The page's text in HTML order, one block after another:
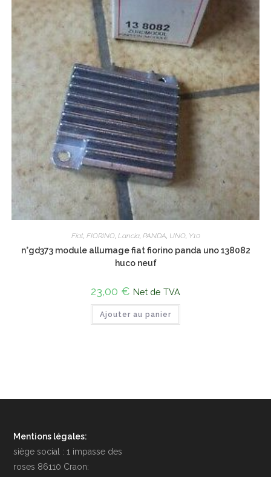
Fiat, FIORINO, Lancia, PANDA UNO, Y10
n°gd373 module allumage fiat fiorino panda uno 138082
huco neuf
23,00 € Net de TVA
Ajouter au panier
Mentions légales:
siège social : 1 impasse des
roses 86110 Craon: